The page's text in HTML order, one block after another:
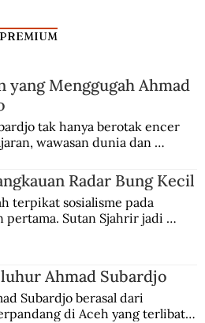
Mada Menjadi
PREMIUM
yang Menggugah Ahmad
tak hanya berotak encer
wawasan dunia dan
Multatuli, hingga Sun Yat-sen.
Radar Bung Kecil
terpikat sosialisme pada
pertama. Sutan Sjahrir jadi
Ahmad Subardjo
Subardjo berasal dari
di Aceh yang terlibat